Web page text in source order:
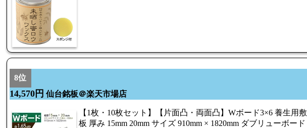
8位
14,570円 仙台銘板＠楽天市場店
【1枚・10枚セット】【片面凸・両面凸】Wボード3×6 養生用敷
板 厚み 15mm 20mm サイズ 910mm × 1820mm ダブリューボード